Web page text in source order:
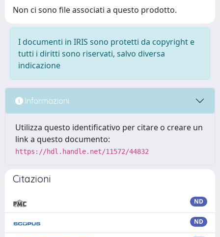
Non ci sono file associati a questo prodotto.
I documenti in IRIS sono protetti da copyright e
tutti i diritti sono riservati, salvo diversa
indicazione
Informazioni
Utilizza questo identificativo per citare o creare un
link a questo documento:
https://hdl.handle.net/11572/44832
Citazioni
ND
ND